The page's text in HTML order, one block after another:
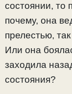
состоянии, то
почему, она
прелестью,
Или она
заходила
состояния?